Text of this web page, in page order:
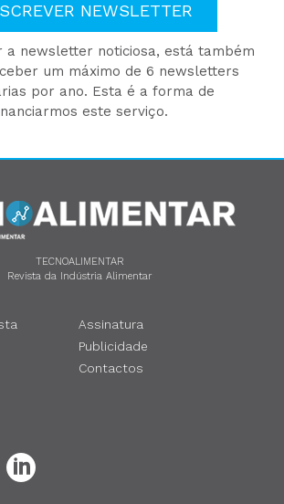
NEWSLETTER
a newsletter noticiosa, está também
um máximo de 6 newsletters
por ano. Esta é a forma de
este serviço.
TECNOALIMENTAR
Revista da Indústria Alimentar
Assinatura
Publicidade
Contactos